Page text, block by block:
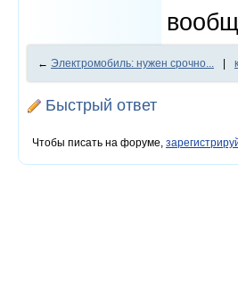
← Электромобиль: нужен срочно...
Быстрый ответ
Чтобы писать на форуме,